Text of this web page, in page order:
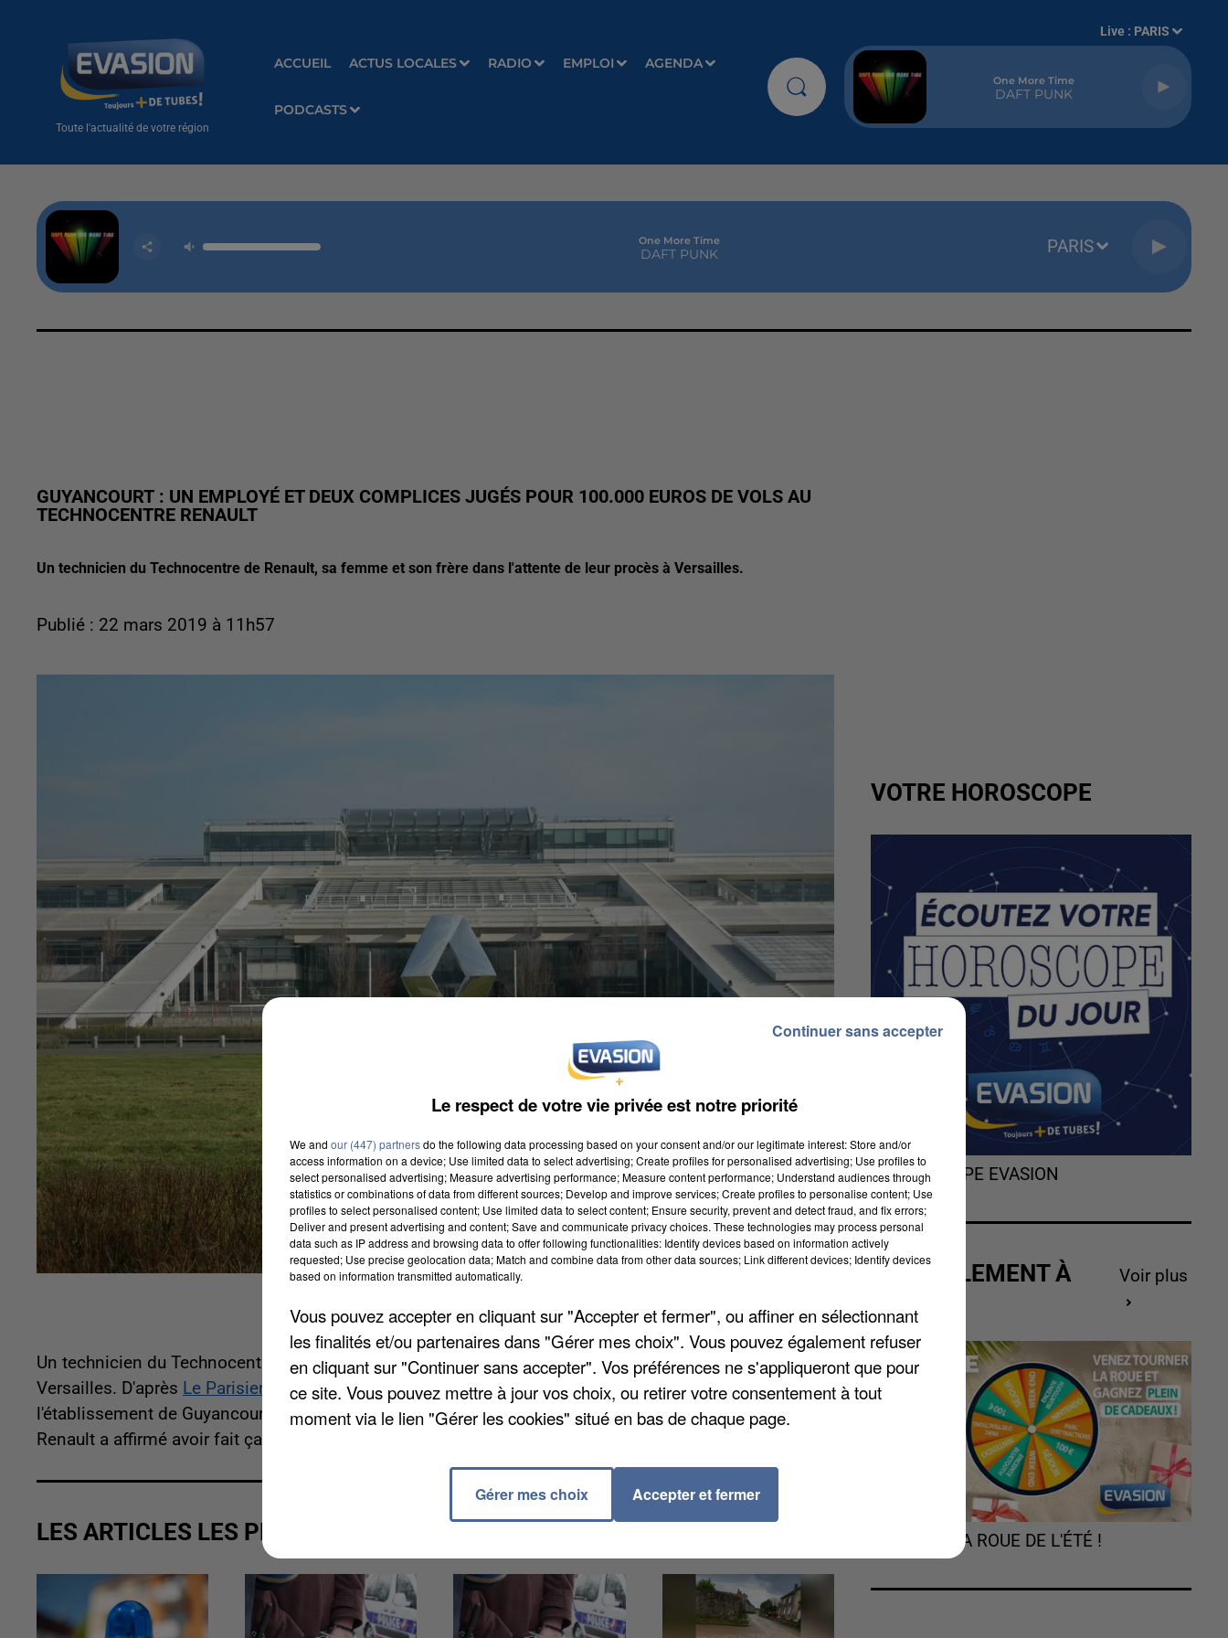
Toute l'actualité de votre région
ACCUEIL ACTUS LOCALES RADIO EMPLOI AGENDA
PODCASTS
Live : PARIS
One More Time
DAFT PUNK
One More Time
DAFT PUNK PARIS
GUYANCOURT : UN EMPLOYÉ ET DEUX COMPLICES JUGÉS POUR 100.000 EUROS DE VOLS AU
TECHNOCENTRE RENAULT
Un technicien du Technocentre de Renault, sa femme et son frère dans l'attente de leur procès à Versailles.
Publié : 22 mars 2019 à 11h57
Un technicien du Technocentre de Renault, sa femme et son frère dans l'attente de leur procès à
Versailles. D'après Le Parisien
, ils sont accusés d'avoir volé pour 100.000 euros d'ordinateurs dans
l'établissement de Guyancourt. Placés en garde à vue en début de semaine, ils ont avoué. Le salarié de
Renault a affirmé avoir fait ça pour payer les frais médicaux de son fils.
LES ARTICLES LES PLUS VUS
VOTRE HOROSCOPE
L'HOROSCOPE EVASION
ACTUELLEMENT À
Voir plus
TOURNEZ LA ROUE DE L'ÉTÉ !
Le respect de votre vie privée est notre priorité
We and our (447) partnersdo the following data processing based on your consent and/or our legitimate interest: Store and/or
access information on a device; Use limited data to select advertising; Create profiles for personalised advertising; Use profiles to
select personalised advertising; Measure advertising performance; Measure content performance; Understand audiences through
statistics or combinations of data from different sources; Develop and improve services; Create profiles to personalise content; Use
profiles to select personalised content; Use limited data to select content; Ensure security, prevent and detect fraud, and fix errors;
Deliver and present advertising and content; Save and communicate privacy choices. These technologies may process personal
data such as IP address and browsing data to offer following functionalities: Identify devices based on information actively
requested; Use precise geolocation data; Match and combine data from other data sources; Link different devices; Identify devices
based on information transmitted automatically.
Vous pouvez accepter en cliquant sur "Accepter et fermer", ou affiner en sélectionnant
les finalités et/ou partenaires dans "Gérer mes choix". Vous pouvez également refuser
en cliquant sur "Continuer sans accepter". Vos préférences ne s'appliqueront que pour
ce site. Vous pouvez mettre à jour vos choix, ou retirer votre consentement à tout
moment via le lien "Gérer les cookies" situé en bas de chaque page.
Gérer mes choix Accepter et fermer
Continuer sans accepter